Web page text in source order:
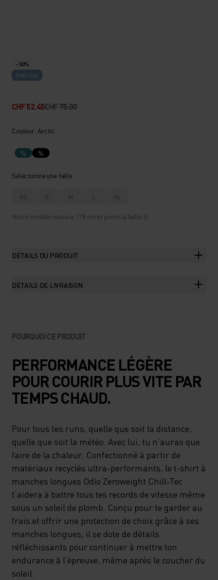
-30%
Chill-Tec
CHF 52.45CHF 75.00
Couleur: Arctic
% %
Sélectionne une taille
XS S M L XL
Notre modèle mesure 178 cm et porte la taille S.
DÉTAILS DU PRODUIT
DÉTAILS DE LIVRAISON
POURQUOI CE PRODUIT
PERFORMANCE LÉGÈRE
POUR COURIR PLUS VITE PAR
TEMPS CHAUD.
Pour tous tes runs, quelle que soit la distance,
quelle que soit la météo. Avec lui, tu n’auras que
faire de la chaleur. Confectionné à partir de
matériaux recyclés ultra-performants, le t-shirt à
manches longues Odlo Zeroweight Chill-Tec
t’aidera à battre tous tes records de vitesse même
sous un soleil de plomb. Conçu pour te garder au
frais et offrir une protection de choix grâce à ses
manches longues, il se dote de détails
réfléchissants pour continuer à mettre ton
endurance à l’épreuve, même après le coucher du
soleil.